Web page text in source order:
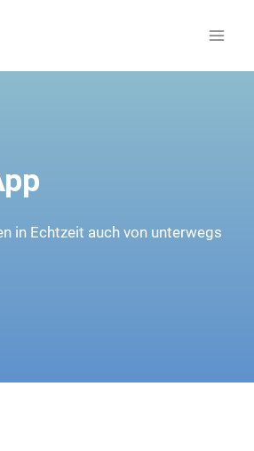
in Echtzeit auch von unterwegs